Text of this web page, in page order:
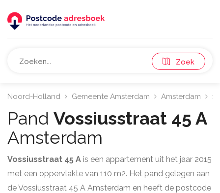
Zoek
Noord-Holland Gemeente Amsterdam Amsterdam
Pand Vossiusstraat 45 A
Amsterdam
Vossiusstraat 45 A is een appartement uit het jaar 2015
met een oppervlakte van 110 m2. Het pand gelegen aan
de Vossiusstraat 45 A Amsterdam en heeft de postcode